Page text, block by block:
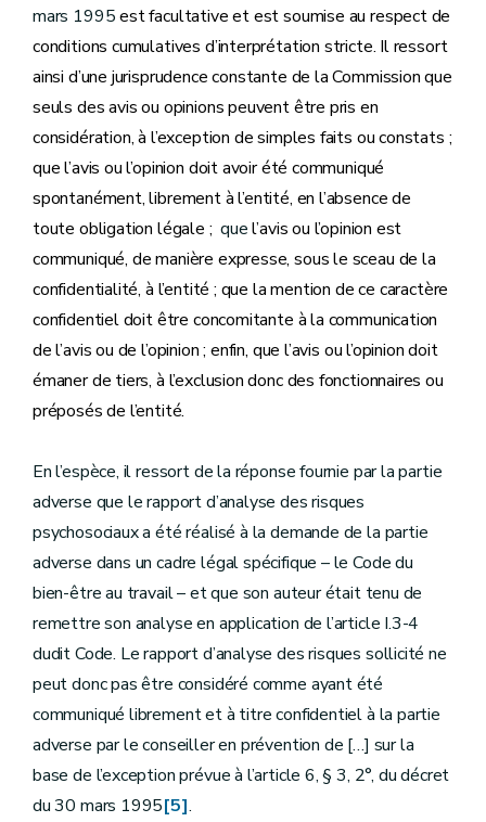
mars 1995est facultative et est soumise au respect de
conditions cumulatives d’interprétation stricte. Il ressort
ainsi d’une jurisprudence constante de la Commission que
seuls des avis ou opinions peuvent être pris en
considération, à l’exception de simples faits ou constats ;
quel’avis ou l’opinion doit avoir été communiqué
spontanément, librement à l’entité, en l’absence de
toute obligation légale ; quel’avis ou l’opinion est
communiqué, de manière expresse, sous le sceau de la
confidentialité, à l’entité ; que la mention de ce caractère
confidentiel doit être concomitante à la communication
de l’avis ou de l’opinion ; enfin, que l’avis ou l’opinion doit
émaner de tiers, à l’exclusion donc des fonctionnaires ou
préposés de l’entité.
En l’espèce, il ressort de la réponse fournie par la partie
adverse que le rapport d’analyse des risques
psychosociaux a été réalisé à la demande de la partie
adverse dans un cadre légal spécifique – le Code du
bien-être au travail – et que son auteur était tenu de
remettre son analyse en application de l’article I.3-4
dudit Code. Le rapport d’analyse des risques sollicité ne
peut donc pas être considéré comme ayant été
communiqué librement et à titre confidentiel à la partie
adverse par le conseiller en prévention de […] sur la
base de l’exception prévue à l’article 6, § 3, 2°, du décret
du 30 mars 1995[5].